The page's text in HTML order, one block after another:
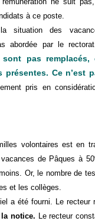
à ce poste.
situation des
abordée par le
sont pas
Ce n’est
pris en
volontaires est en
de Pâques à
Or, le nombre de
et les collèges.
a été fourni. Le recteur
notice. Le recteur